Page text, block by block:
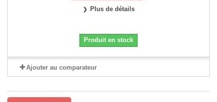
Plus de détails
Produit en stock
Ajouter au comparateur